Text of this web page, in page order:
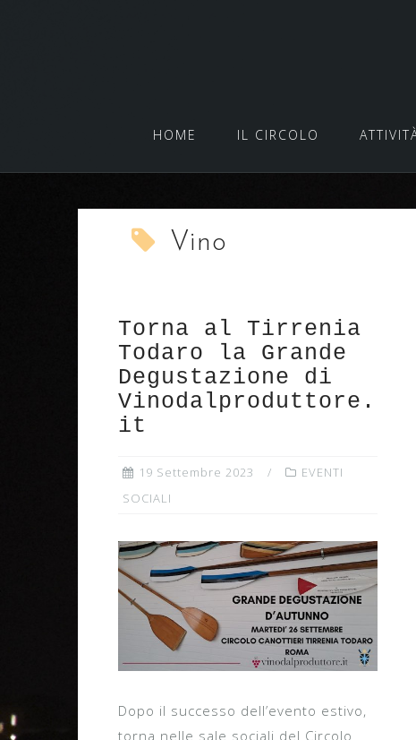
HOME IL CIRCOLO
Vino
Torna al Tirrenia
Todaro la Grande
Degustazione di
Vinodalproduttore.
it
19 Settembre 2023
EVENTI
SOCIALI
Dopo il successo dell’evento estivo,
torna nelle sale sociali del Circolo